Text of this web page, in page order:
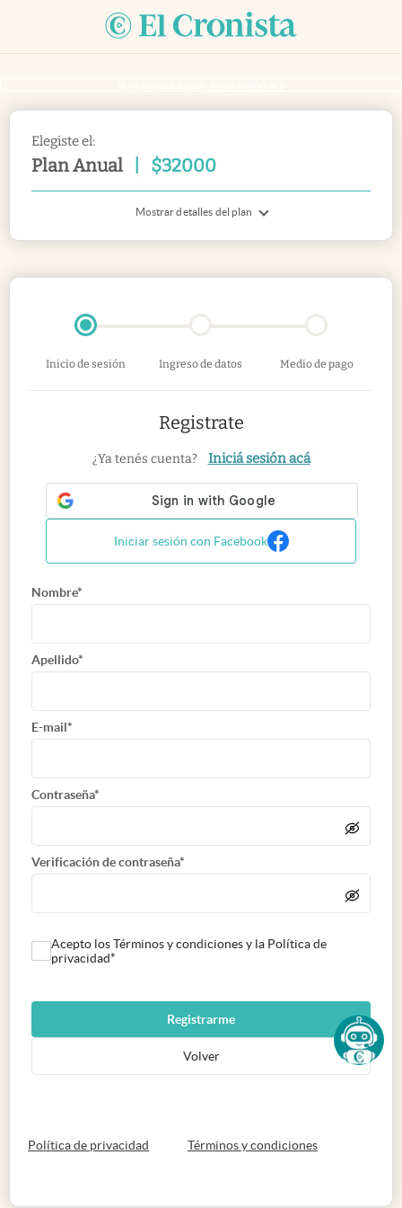
Elegiste el:
Plan Anual $32000
Mostrar detalles del plan
Inicio de sesión Ingreso de datos Medio de pago
Registrate
¿Ya tenés cuenta? Iniciá sesión acá
Iniciar sesión con Facebook
Nombre*
Apellido*
E-mail*
Contraseña*
Verificación de contraseña*
Acepto los Términos y condiciones y la Política de
privacidad*
Registrarme
Volver
Política de privacidad abre en nueva pestaña
Términos y condicionesabre en nueva